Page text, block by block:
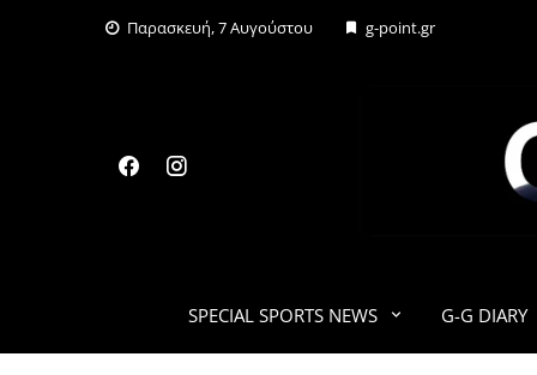
Παρασκευή, 7 Αυγούστου g-point.gr
SPECIAL SPORTS NEWS G-G DIARY